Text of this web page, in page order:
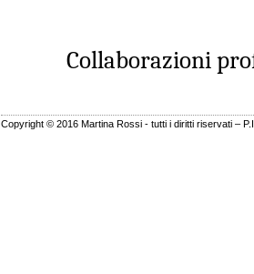
Collaborazioni
Copyright © 2016 Martina Rossi - tutti i diritti riservati –